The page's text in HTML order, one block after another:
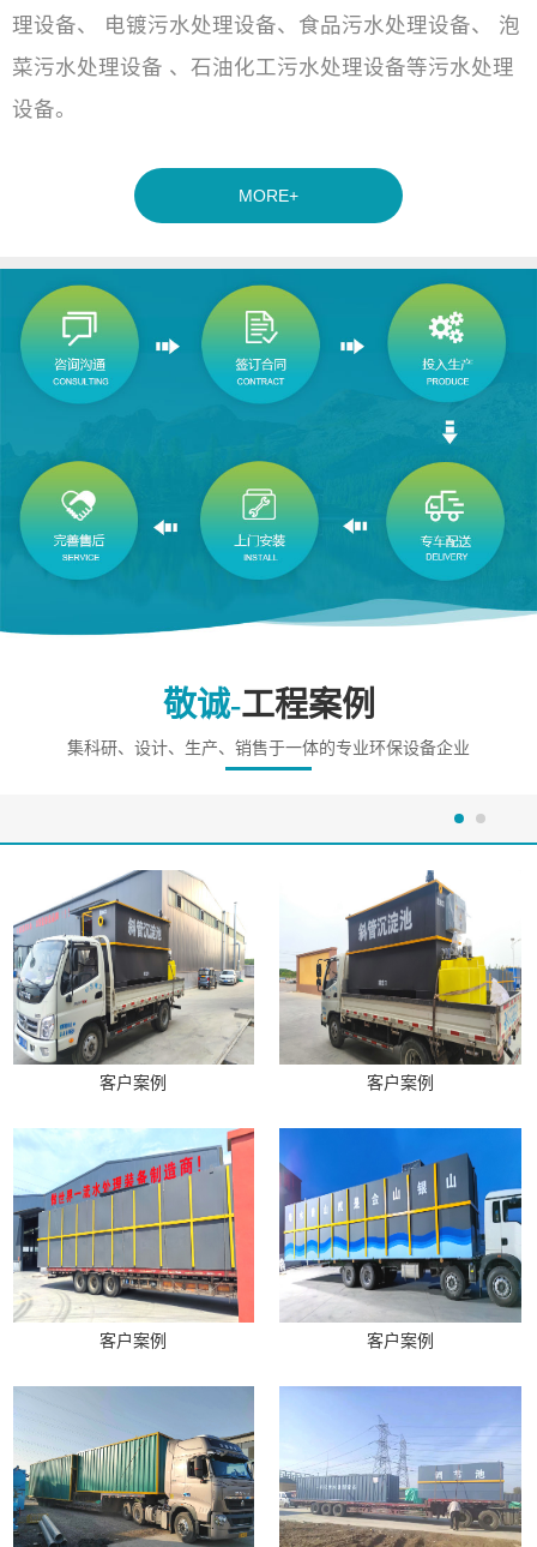
理设备、 电镀污水处理设备、食品污水处理设备、 泡
菜污水处理设备 、石油化工污水处理设备等污水处理
设备。
MORE+
敬诚-工程案例
集科研、设计、生产、销售于一体的专业环保设备企业
客户案例 客户案例
客户案例 客户案例